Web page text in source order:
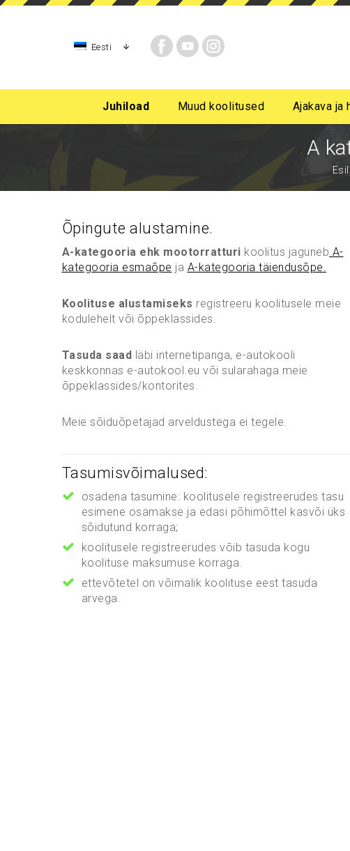
Eesti
Juhiload Muud koolitused Ajakava ja
A
Õpingute alustamine.
A-kategooria ehk mootorratturi koolitus jaguneb A-
kategooria esmaõpe ja A-kategooria täiendusõpe.
Koolituse alustamiseks registreeru koolitusele meie
kodulehelt või õppeklassides.
Tasuda saad läbi internetipanga, e-autokooli
keskkonnas e-autokool.eu või sularahaga meie
õppeklassides/kontorites.
Meie sõiduõpetajad arveldustega ei tegele.
Tasumisvõimalused:
osadena tasumine: koolitusele registreerudes tasu
esimene osamakse ja edasi põhimõttel kasvõi üks
sõidutund korraga;
koolitusele registreerudes võib tasuda kogu
koolituse maksumuse korraga.
ettevõtetel on võimalik koolituse eest tasuda
arvega.